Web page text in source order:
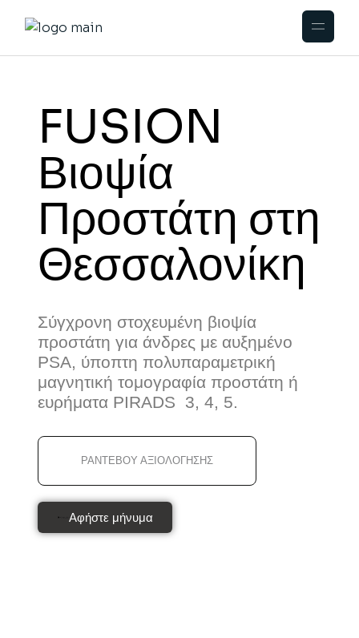
FUSION
Βιοψία
Προστάτη στη
Θεσσαλονίκη
Σύγχρονη στοχευμένη βιοψία
προστάτη για άνδρες με αυξημένο
PSA, ύποπτη πολυπαραμετρική
μαγνητική τομογραφία προστάτη ή
ευρήματα PIRADS 3, 4, 5.
ΡΑΝΤΕΒΟΎ ΑΞΙΟΛΟΓΗΣΗΣ
Αφήστε μήνυμα